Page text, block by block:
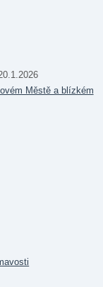
Městě a blízkém